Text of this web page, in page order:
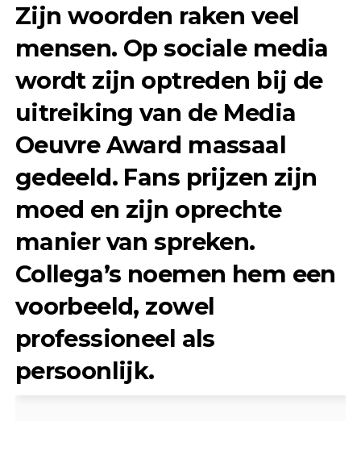
Zijn woorden raken veel
mensen. Op sociale media
wordt zijn optreden bij de
uitreiking van de Media
Oeuvre Award massaal
gedeeld. Fans prijzen zijn
moed en zijn oprechte
manier van spreken.
Collega’s noemen hem een
voorbeeld, zowel
professioneel als
persoonlijk.